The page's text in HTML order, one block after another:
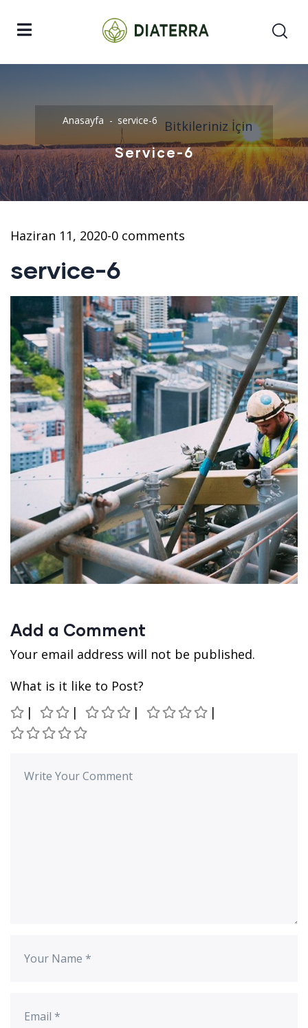
Anasayfa Bitkileriniz İçin
service-6
Service-6
Haziran 11, 2020-0 comments
service-6
Add a Comment
Your email address will not be published.
What is it like to Post?